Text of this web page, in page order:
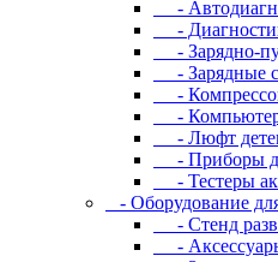
-
-
- Зарядно-
- Зарядные
-
-
- Люфт
- Пpибopы
- Тестеры
- Oбopудoвaниe
- Cтeнд
-